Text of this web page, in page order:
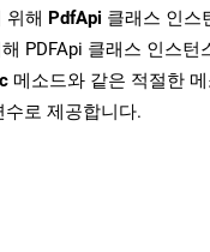
위해 PdfApi 클래스 인스
PDFApi 클래스 인스턴
메소드와 같은 적절한
로 제공합니다.